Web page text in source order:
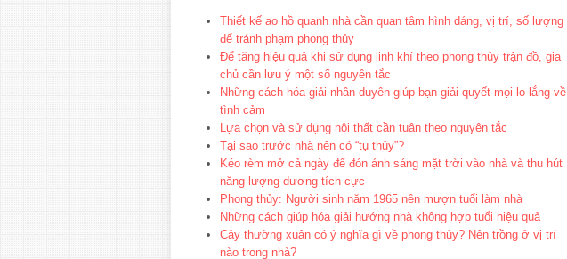
Thiết kế ao hồ quanh nhà cần quan tâm hình dáng, vị trí, số lượng
để tránh phạm phong thủy
Để tăng hiệu quả khi sử dụng linh khí theo phong thủy trận đồ, gia
chủ cần lưu ý một số nguyên tắc
Những cách hóa giải nhân duyên giúp bạn giải quyết mọi lo lắng về
tình cảm
Lựa chọn và sử dụng nội thất cần tuân theo nguyên tắc
Tại sao trước nhà nên có “tụ thủy”?
Kéo rèm mở cả ngày để đón ánh sáng mặt trời vào nhà và thu hút
năng lượng dương tích cực
Phong thủy: Người sinh năm 1965 nên mượn tuổi làm nhà
Những cách giúp hóa giải hướng nhà không hợp tuổi hiệu quả
Cây thường xuân có ý nghĩa gì về phong thủy? Nên trồng ở vị trí
nào trong nhà?